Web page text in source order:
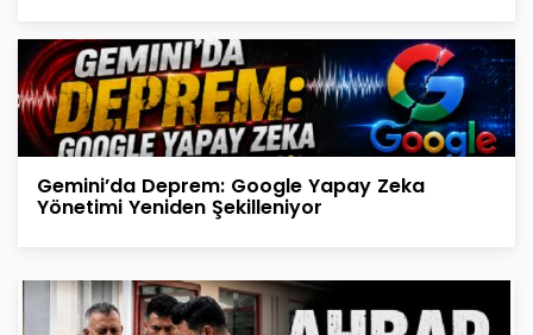
Gemini’da Deprem: Google Yapay Zeka
Yönetimi Yeniden Şekilleniyor